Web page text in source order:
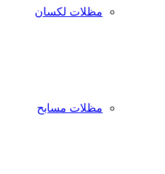
مظلات لكسان
مظلات مسابح